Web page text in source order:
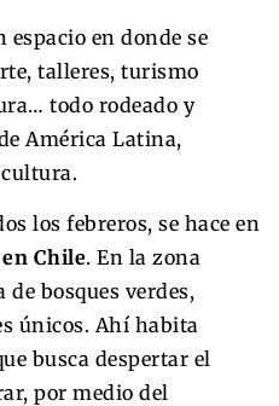
espacio en donde se
talleres, turismo
todo rodeado y
América Latina,
los febreros, se hace en
Chile. En la zona
de bosques verdes,
únicos. Ahí habita
busca despertar el
por medio del